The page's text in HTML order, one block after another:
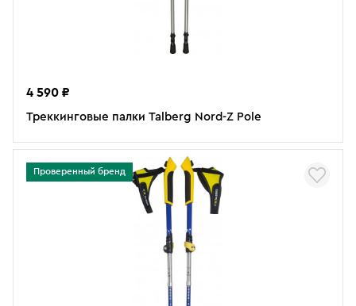
4 590 ₽
Треккинговые палки Talberg Nord-Z Pole
Проверенный бренд